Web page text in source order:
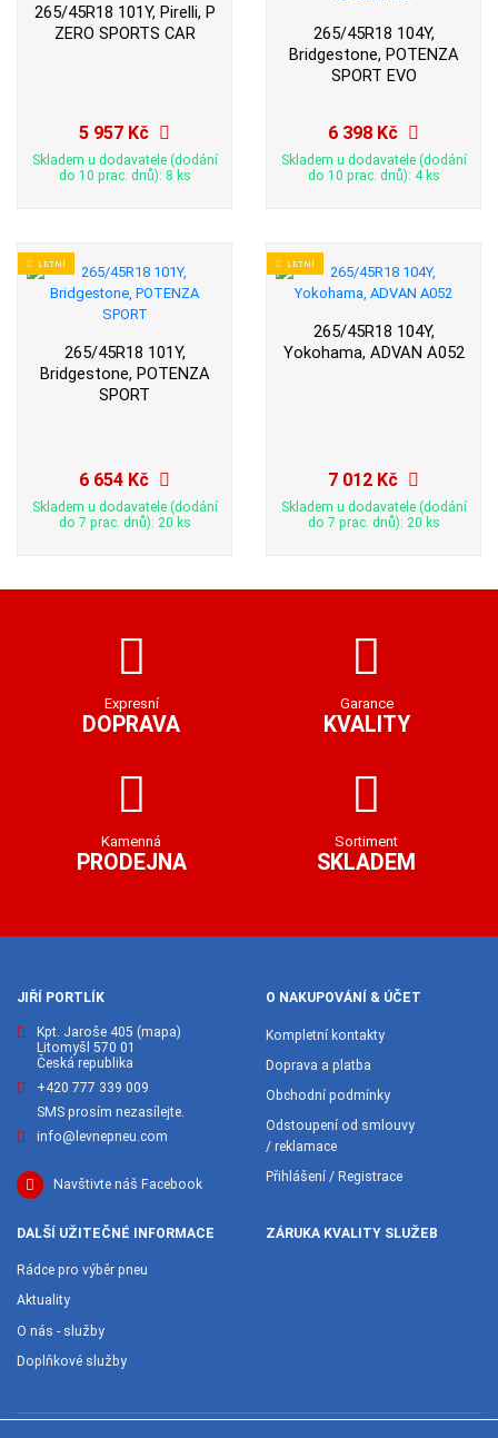
265/45R18 101Y, Pirelli, P
ZERO SPORTS CAR
5 957 Kč
Skladem u dodavatele (dodání
do 10 prac. dnů): 8 ks
265/45R18 104Y,
Bridgestone, POTENZA
SPORT EVO
6 398 Kč
Skladem u dodavatele (dodání
do 10 prac. dnů): 4 ks
LETNÍ
265/45R18 101Y,
Bridgestone, POTENZA
SPORT
6 654 Kč
Skladem u dodavatele (dodání
do 7 prac. dnů): 20 ks
LETNÍ
265/45R18 104Y,
Yokohama, ADVAN A052
7 012 Kč
Skladem u dodavatele (dodání
do 7 prac. dnů): 20 ks
Expresní
DOPRAVA
Garance
KVALITY
Kamenná
PRODEJNA
Sortiment
SKLADEM
JIŘÍ PORTLÍK
Kpt. Jaroše 405 (mapa)
Litomyšl 570 01
Česká republika
+420 777 339 009
SMS prosím nezasílejte.
info@levnepneu.com
Navštivte náš Facebook
O NAKUPOVÁNÍ & ÚČET
Kompletní kontakty
Doprava a platba
Obchodní podmínky
Odstoupení od smlouvy
/ reklamace
Přihlášení / Registrace
DALŠÍ UŽITEČNÉ INFORMACE
Rádce pro výběr pneu
Aktuality
O nás - služby
Doplňkové služby
ZÁRUKA KVALITY SLUŽEB